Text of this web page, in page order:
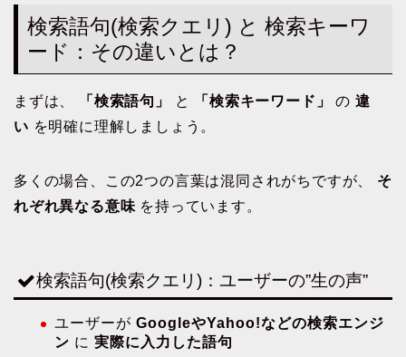
検索語句(検索クエリ) と 検索キーワ
ード：その違いとは？
まずは、 「検索語句」 と 「検索キーワード」 の 違
い を明確に理解しましょう。
多くの場合、この2つの言葉は混同されがちですが、 そ
れぞれ異なる意味 を持っています。
検索語句(検索クエリ)：ユーザーの”生の声”
ユーザーが GoogleやYahoo!などの検索エンジ
ン に 実際に入力した語句